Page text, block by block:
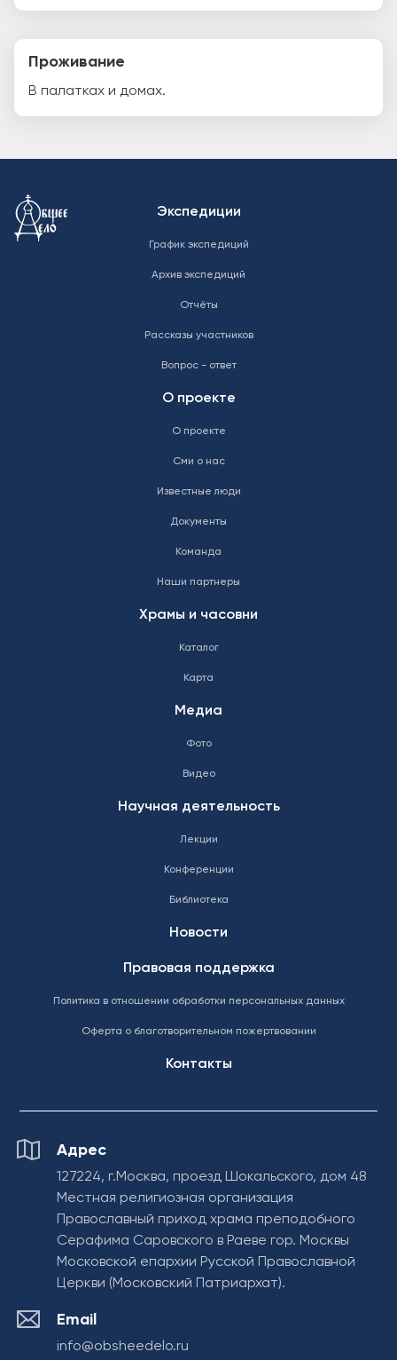
Проживание
В палатках и домах.
Меню в подвалеЭкспедиции
График экспедиций
Архив экспедиций
Отчёты
Рассказы участников
Вопрос - ответ
О проекте
О проекте
Сми о нас
Известные люди
Документы
Команда
Наши партнеры
Храмы и часовни
Каталог
Карта
Медиа
Фото
Видео
Научная деятельность
Лекции
Конференции
Библиотека
Новости
Правовая поддержка
Политика в отношении обработки персональных данных
Оферта о благотворительном пожертвовании
Контакты
Адрес
127224, г.Москва, проезд Шокальского, дом 48
Местная религиозная организация
Православный приход храма преподобного
Серафима Саровского в Раеве гор. Москвы
Московской епархии Русской Православной
Церкви (Московский Патриархат).
Email
info@obsheedelo.ru